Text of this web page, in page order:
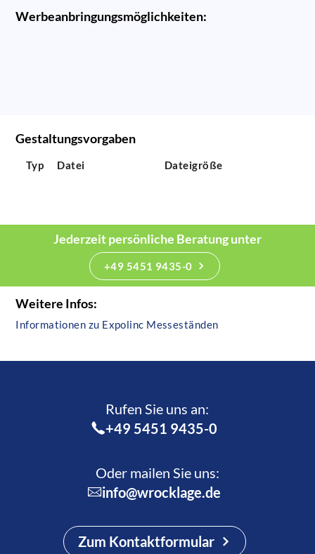
Werbeanbringungsmöglichkeiten:
Gestaltungsvorgaben
Typ Datei Dateigröße
Jederzeit persönliche Beratung unter
+49 5451 9435-0
Weitere Infos:
Informationen zu Expolinc Messeständen
Rufen Sie uns an:­
+49 5451 9435-0
Oder mailen Sie uns:
info@wrocklage.de
Zum Kontaktformular